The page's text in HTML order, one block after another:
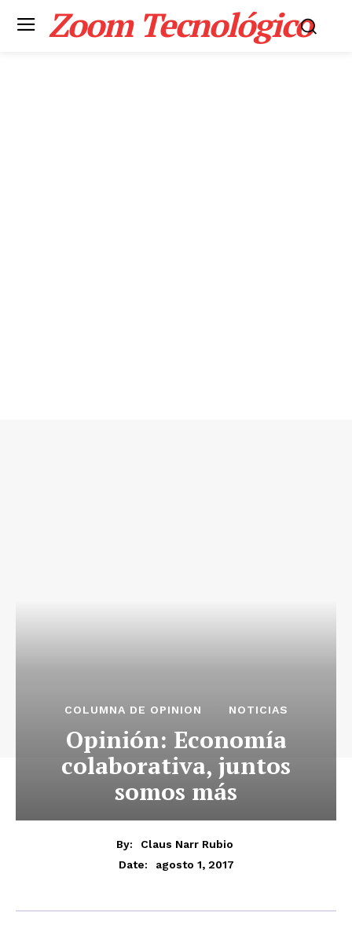
Zoom Tecnológico
COLUMNA DE OPINION NOTICIAS
Opinión: Economía
colaborativa, juntos
somos más
By:
Claus Narr Rubio
Date:
agosto 1, 2017